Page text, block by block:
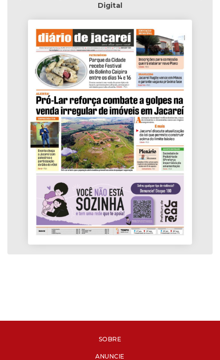
Digital
SOBRE
ANUNCIE